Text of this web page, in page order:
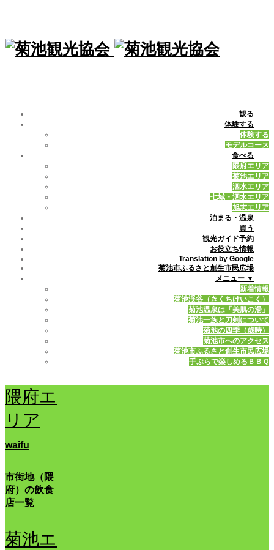
観る
体験する
体験する
モデルコース
食べる
隈府エリア
菊池エリア
泗水エリア
七城・泗水エリア
旭志エリア
泊まる・温泉
買う
観光ガイド予約
お役立ち情報
Translation by Google
菊池市ふるさと創生市民広場
メニュー ▼
新着情報
菊池渓谷（きくちけいこく）
菊池温泉は「美肌の湯」
菊池一族と刀剣について
菊池の四季（歳時）
菊池市へのアクセス
菊池市ふるさと創生市民広場
手ぶらで楽しめるＢＢＱ
隈府エ
リア
waifu
市街地（隈
府）の飲食
店一覧
菊池エ